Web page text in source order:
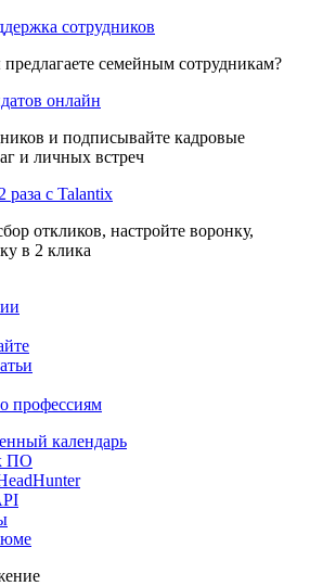
сотрудников
семейным сотрудникам?
онлайн
и подписывайте кадровые
и личных встреч
раза с Talantix
откликов, настройте воронку,
в 2 клика
профессиям
календарь
ПО